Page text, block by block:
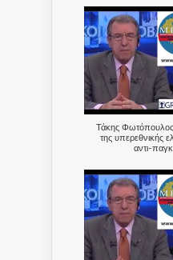
Τάκης
της υπερεθνικής
αντι-